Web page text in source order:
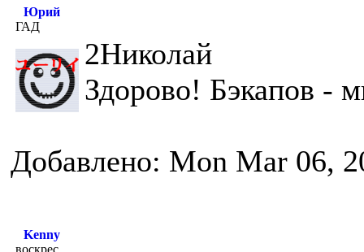
Юрий
ГАД
2Николай
Здорово! Бэкапов -
Добавлено: Mon Mar 06,
Kenny
воскрес